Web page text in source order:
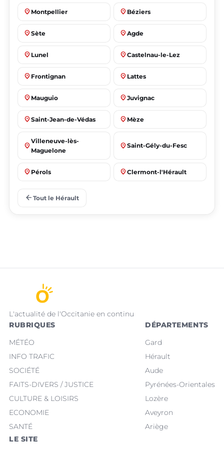
place Montpellier place Béziers
place Sète place Agde
place Lunel place Castelnau-le-Lez
place Frontignan place Lattes
place Mauguio place Juvignac
place Saint-Jean-de-Védas place Mèze
place
Villeneuve-lès-
Maguelone
place Saint-Gély-du-Fesc
place Pérols place Clermont-l'Hérault
place
arrow_back Tout le Hérault
L'actualité de l'Occitanie en continu
RUBRIQUES
MÉTÉO
INFO TRAFIC
SOCIÉTÉ
FAITS-DIVERS / JUSTICE
CULTURE & LOISIRS
ECONOMIE
SANTÉ
DÉPARTEMENTS
Gard
Hérault
Aude
Pyrénées-Orientales
Lozère
Aveyron
Ariège
LE SITE